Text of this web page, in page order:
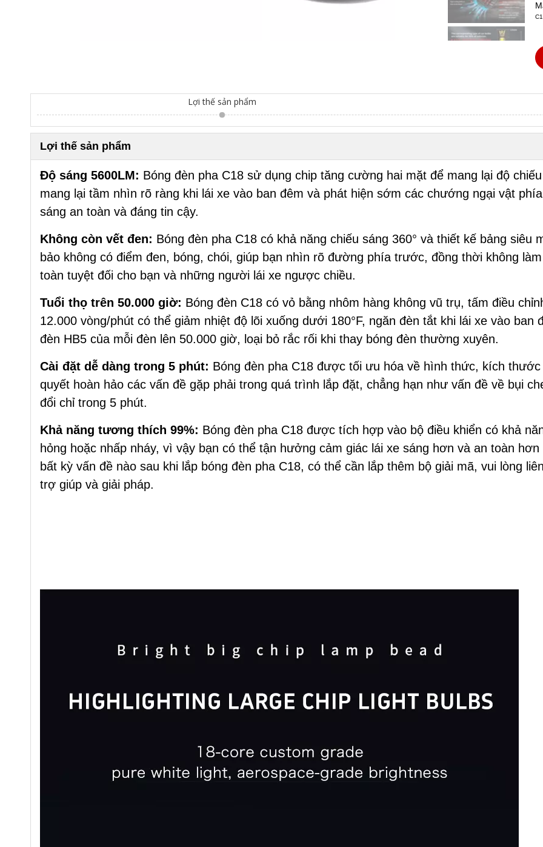
Lợi thế sản phẩm
Lợi thế sản phẩm
Độ sáng 5600LM: Bóng đèn pha C18 sử dụng chip tăng cường hai mặt để mang lại độ
mang lại tầm nhìn rõ ràng khi lái xe vào ban đêm và phát hiện sớm các chướng ngại vật
sáng an toàn và đáng tin cậy.
Không còn vết đen: Bóng đèn pha C18 có khả năng chiếu sáng 360° và thiết kế bảng siêu
bảo không có điểm đen, bóng, chói, giúp bạn nhìn rõ đường phía trước, đồng thời không
toàn tuyệt đối cho bạn và những người lái xe ngược chiều.
Tuổi thọ trên 50.000 giờ: Bóng đèn C18 có vỏ bằng nhôm hàng không vũ trụ, tấm điều
12.000 vòng/phút có thể giảm nhiệt độ lõi xuống dưới 180°F, ngăn đèn tắt khi lái xe vào
đèn HB5 của mỗi đèn lên 50.000 giờ, loại bỏ rắc rối khi thay bóng đèn thường xuyên.
Cài đặt dễ dàng trong 5 phút: Bóng đèn pha C18 được tối ưu hóa về hình thức, kích
quyết hoàn hảo các vấn đề gặp phải trong quá trình lắp đặt, chẳng hạn như vấn đề về bụi
đổi chỉ trong 5 phút.
Khả năng tương thích 99%: Bóng đèn pha C18 được tích hợp vào bộ điều khiển có khả
hỏng hoặc nhấp nháy, vì vậy bạn có thể tận hưởng cảm giác lái xe sáng hơn và an toàn
bất kỳ vấn đề nào sau khi lắp bóng đèn pha C18, có thể cần lắp thêm bộ giải mã, vui lòng
trợ giúp và giải pháp.